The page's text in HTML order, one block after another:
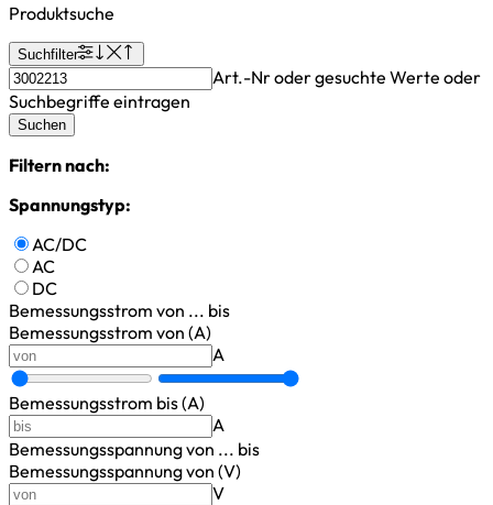
Produktsuche
Suchfilter
Art.-Nr oder gesuchte Werte oder
Suchbegriffe eintragen
Suchen
Filtern nach:
Spannungstyp:
AC/DC
AC
DC
Bemessungsstrom von ... bis
Bemessungsstrom von (A)
A
Bemessungsstrom bis (A)
A
Bemessungsspannungvon ... bis
Bemessungsspannung von (V)
V